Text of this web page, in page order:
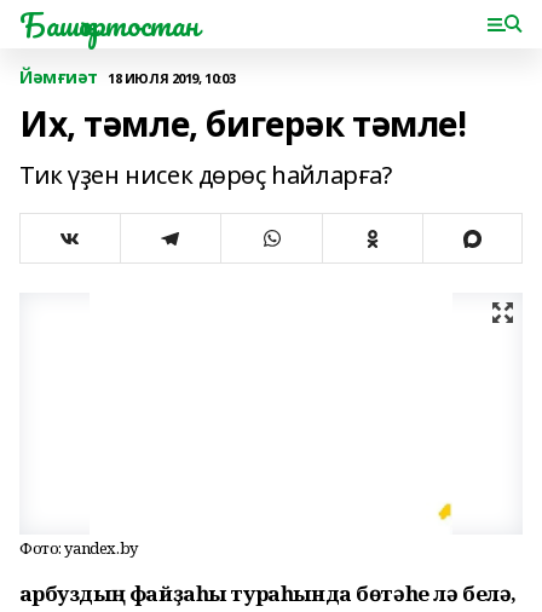
Башҡортостан
Йәмғиәт 18 ИЮЛЯ 2019, 10:03
Их, тәмле, бигерәк тәмле!
Тик үҙен нисек дөрөҫ һайларға?
Фото: yandex.by
Ҡарбуздың файҙаһы тураһында бөтәһе лә белә,